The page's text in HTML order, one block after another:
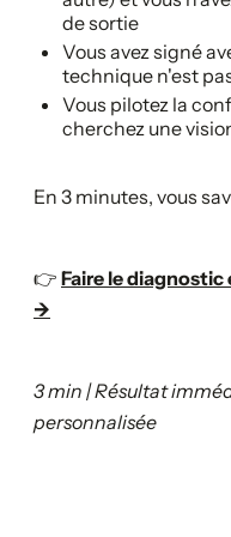
de sortie
Vous avez signé
technique n'est
Vous pilotez la
cherchez une
En 3 minutes, vous
👉 Faire le
→
3 min | Résultat
personnalisée